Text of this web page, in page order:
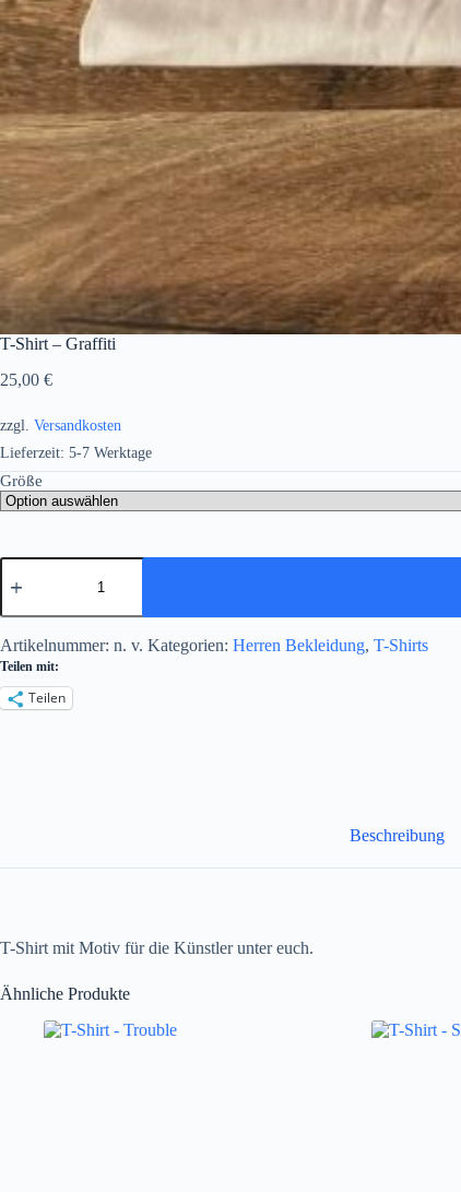
T-Shirt – Graffiti
25,00 €
zzgl. Versandkosten
Lieferzeit: 5-7 Werktage
Größe
T-
Shirt
Graffiti
Menge
Artikelnummer: n. v. Kategorien: Herren Bekleidung, T-Shirts
Teilen mit:
Teilen
Beschreibung
T-Shirt mit Motiv für die Künstler unter euch.
Ähnliche Produkte